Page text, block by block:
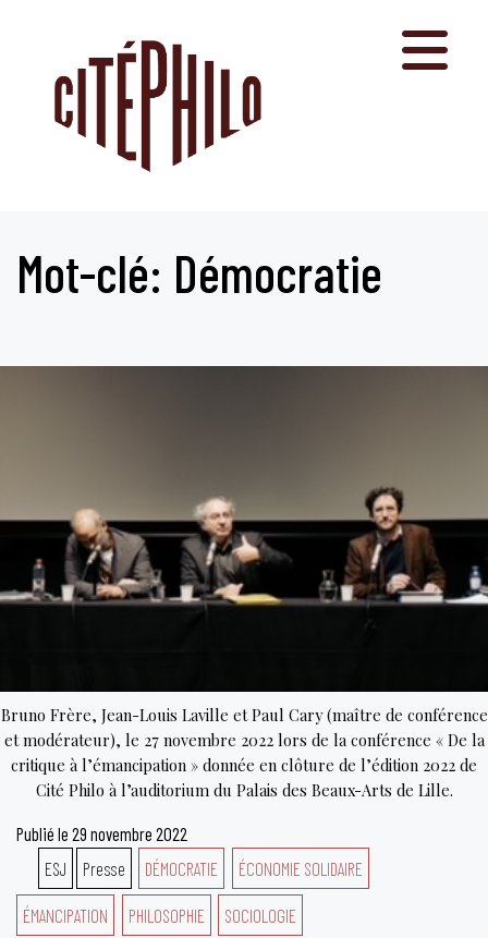
Mot-clé: Démocratie
Bruno Frère, Jean-Louis Laville et Paul Cary (maître de conférence
et modérateur), le 27 novembre 2022 lors de la conférence « De la
critique à l’émancipation » donnée en clôture de l’édition 2022 de
Cité Philo à l’auditorium du Palais des Beaux-Arts de Lille.
Publié le 29 novembre 2022
ESJ
Presse DÉMOCRATIE ÉCONOMIE SOLIDAIRE
ÉMANCIPATION PHILOSOPHIE SOCIOLOGIE